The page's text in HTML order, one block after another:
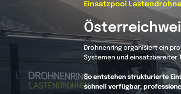
Einsatzpool
Drohnenring organisiert ein
Systemen und einsatzbereiter
So entstehen strukturierte
schnell verfügbar,